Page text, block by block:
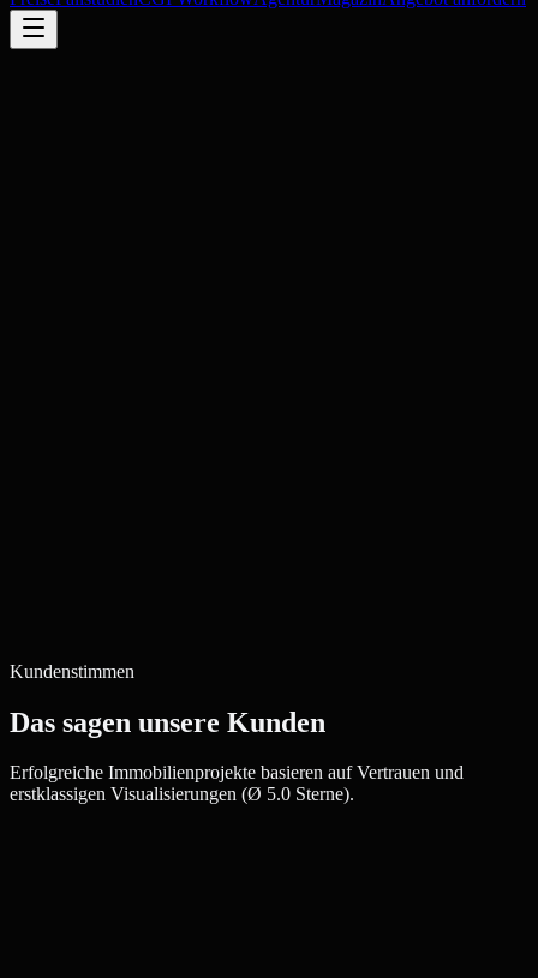
Kundenstimmen
Das sagen unsere Kunden
Erfolgreiche Immobilienprojekte basieren auf Vertrauen und
erstklassigen Visualisierungen (Ø 5.0 Sterne).